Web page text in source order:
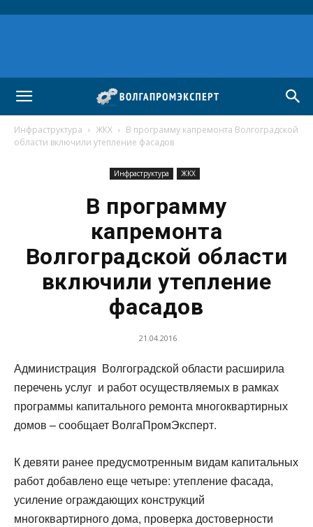
Инфраструктура ЖКХ
В программу капремонта Волгоградской
области включили утепление фасадов
Инфраструктура ЖКХ
В программу
капремонта
Волгоградской области
включили утепление
фасадов
21.04.2016
Администрация Волгоградской области расширила
перечень услуг и работ осуществляемых в рамках
программы капитального ремонта многоквартирных
домов – сообщает ВолгаПромЭксперт.
К девяти ранее предусмотренным видам капитальных
работ добавлено еще четыре: утепление фасада,
усиление ограждающих конструкций
многоквартирного дома, проверка достоверности